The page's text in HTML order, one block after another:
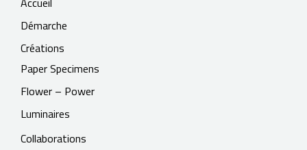
Démarche
Créations
Paper Specimens
Flower – Power
Luminaires
Collaborations